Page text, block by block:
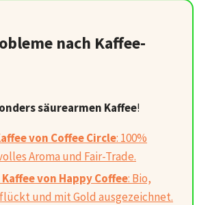
nach Kaffee-
säurearmen Kaffee!
von Coffee Circle: 100%
Aroma und Fair-Trade.
Kaffee von Happy Coffee: Bio,
und mit Gold ausgezeichnet.